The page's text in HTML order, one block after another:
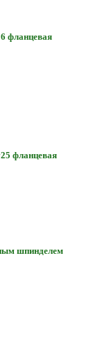
фланцевая
фланцевая
шпинделем